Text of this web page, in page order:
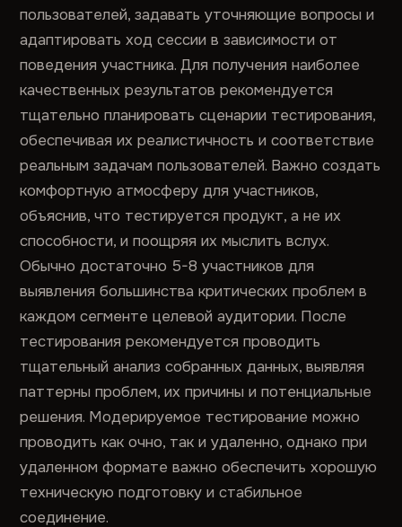
пользователей, задавать уточняющие вопросы и
адаптировать ход сессии в зависимости от
поведения участника. Для получения наиболее
качественных результатов рекомендуется
тщательно планировать сценарии тестирования,
обеспечивая их реалистичность и соответствие
реальным задачам пользователей. Важно создать
комфортную атмосферу для участников,
объяснив, что тестируется продукт, а не их
способности, и поощряя их мыслить вслух.
Обычно достаточно 5-8 участников для
выявления большинства критических проблем в
каждом сегменте целевой аудитории. После
тестирования рекомендуется проводить
тщательный анализ собранных данных, выявляя
паттерны проблем, их причины и потенциальные
решения. Модерируемое тестирование можно
проводить как очно, так и удаленно, однако при
удаленном формате важно обеспечить хорошую
техническую подготовку и стабильное
соединение.